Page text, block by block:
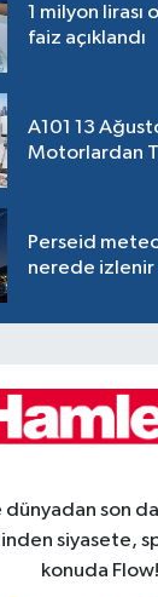
1 milyon lirası
faiz açıklandı
A101 13
Motorlardan
Perseid
nerede izlenir
son
siyasete,
konuda Flow!